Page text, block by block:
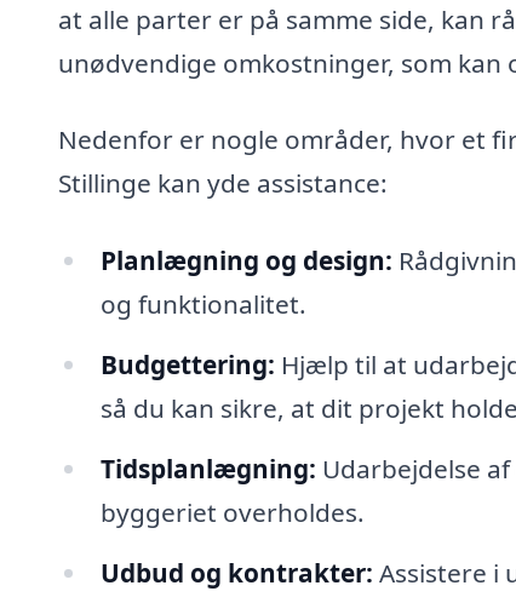
at alle parter er på samme side, kan
unødvendige omkostninger, som
Nedenfor er nogle områder, hvor et
Stillinge kan yde assistance:
Planlægning og design:
og funktionalitet.
Budgettering: Hjælp til at
så du kan sikre, at dit projekt
Tidsplanlægning: Udarbejdelse
byggeriet overholdes.
Udbud og kontrakter: Assistere i